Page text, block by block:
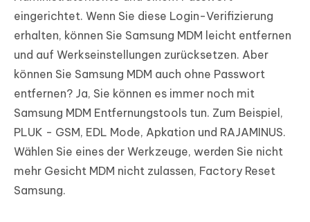
eingerichtet. Wenn Sie diese Login-Verifizierung
erhalten, können Sie Samsung MDM leicht entfernen
und auf Werkseinstellungen zurücksetzen. Aber
können Sie Samsung MDM auch ohne Passwort
entfernen? Ja, Sie können es immer noch mit
Samsung MDM Entfernungstools tun. Zum Beispiel,
PLUK - GSM, EDL Mode, Apkation und RAJAMINUS.
Wählen Sie eines der Werkzeuge, werden Sie nicht
mehr Gesicht MDM nicht zulassen, Factory Reset
Samsung.